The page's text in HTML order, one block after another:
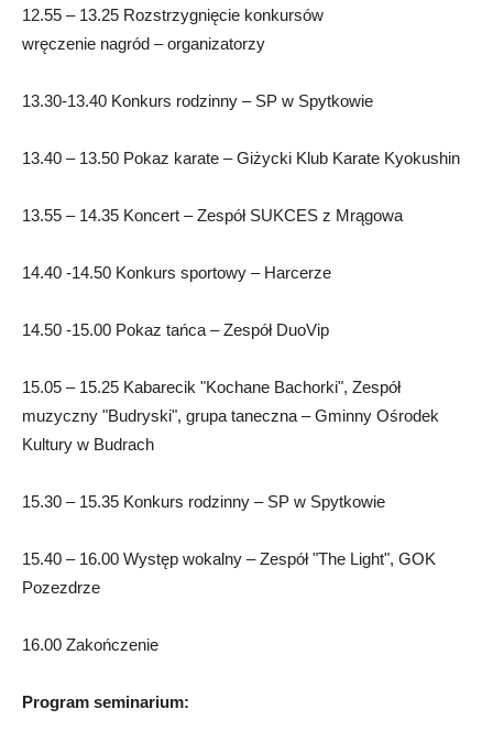
12.55 – 13.25 Rozstrzygnięcie konkursów
wręczenie nagród – organizatorzy
13.30-13.40 Konkurs rodzinny – SP w Spytkowie
13.40 – 13.50 Pokaz karate – Giżycki Klub Karate Kyokushin
13.55 – 14.35 Koncert – Zespół SUKCES z Mrągowa
14.40 -14.50 Konkurs sportowy – Harcerze
14.50 -15.00 Pokaz tańca – Zespół DuoVip
15.05 – 15.25 Kabarecik "Kochane Bachorki", Zespół
muzyczny "Budryski", grupa taneczna – Gminny Ośrodek
Kultury w Budrach
15.30 – 15.35 Konkurs rodzinny – SP w Spytkowie
15.40 – 16.00 Występ wokalny – Zespół "The Light", GOK
Pozezdrze
16.00 Zakończenie
Program seminarium: